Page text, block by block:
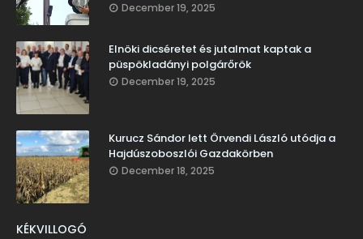
December 19, 2025
Elnöki dicséretet és jutalmat kaptak a
püspökladányi polgárőrök
December 19, 2025
Kurucz Sándor lett Örvendi László utódja a
Hajdúszoboszlói Gazdakörben
December 18, 2025
KÉKVILLOGÓ